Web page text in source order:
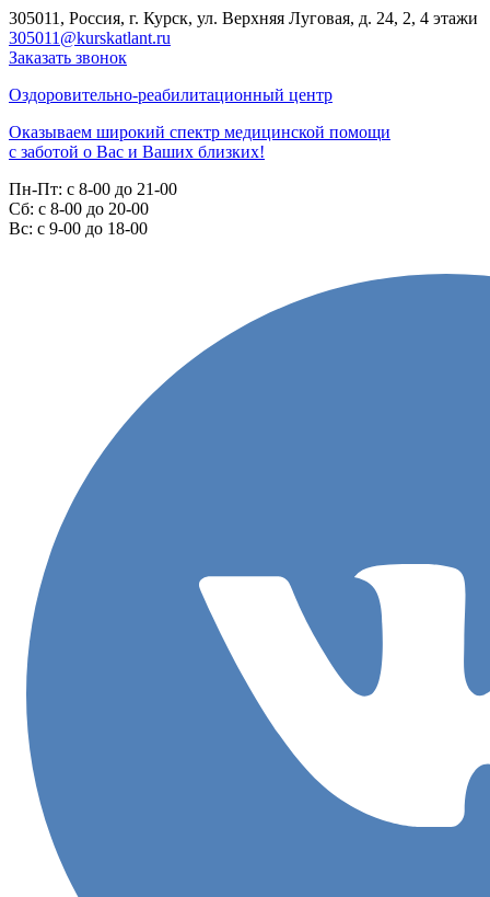
305011, Россия, г. Курск, ул. Верхняя Луговая, д. 24, 2, 4 этажи
305011@kurskatlant.ru
Заказать звонок
Оздоровительно-реабилитационный центр
Оказываем широкий спектр медицинской помощи
с заботой о Вас и Ваших близких!
Пн-Пт: с 8-00 до 21-00
Cб: с 8-00 до 20-00
Вс: с 9-00 до 18-00